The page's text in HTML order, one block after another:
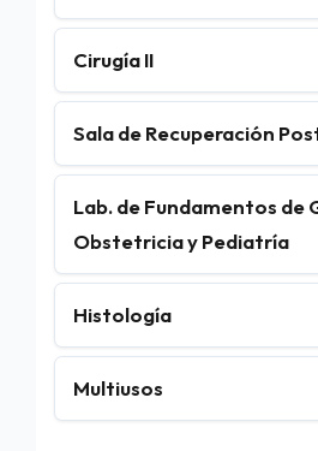
Cirugía II
Sala de Recuperación
Lab. de Fundamentos de
Obstetricia y Pediatría
Histología
Multiusos